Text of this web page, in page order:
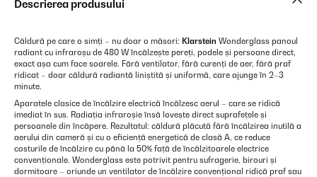
Descrierea produsului
Căldură pe care o simți – nu doar o măsori: Klarstein Wonderglass panoul
radiant cu infraroșu de 480 W încălzește pereți, podele și persoane direct,
exact așa cum face soarele. Fără ventilator, fără curenți de aer, fără praf
ridicat – doar căldură radiantă liniștită și uniformă, care ajunge în 2–3
minute.
Aparatele clasice de încălzire electrică încălzesc aerul – care se ridică
imediat în sus. Radiația infraroșie însă lovește direct suprafețele și
persoanele din încăpere. Rezultatul: căldură plăcută fără încălzirea inutilă a
aerului din cameră și cu o eficiență energetică de clasă A, ce reduce
costurile de încălzire cu până la 50% față de încălzitoarele electrice
convenționale. Wonderglass este potrivit pentru sufragerie, birouri și
dormitoare – oriunde un ventilator de încălzire convențional ridică praf sau